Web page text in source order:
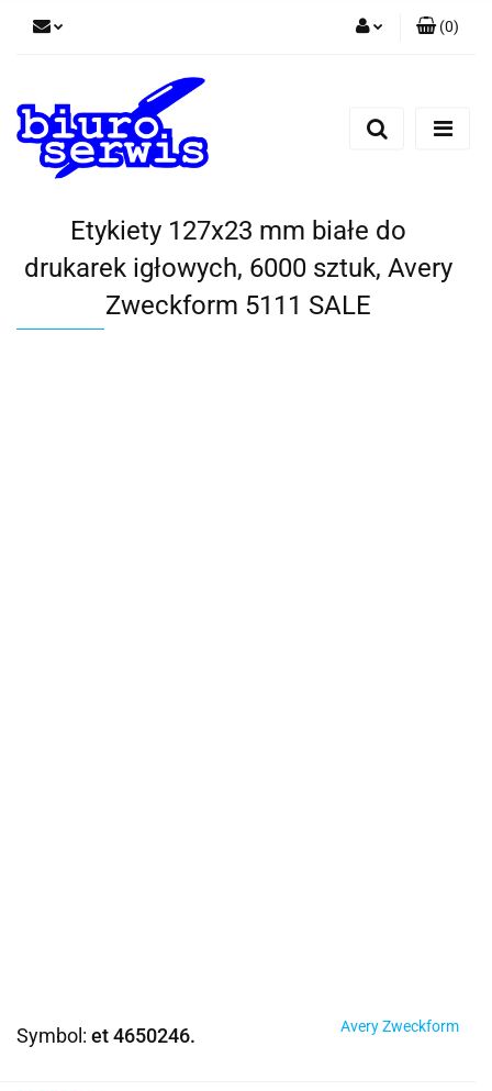
Zarejestruj się
(0)
Etykiety 127x23 mm białe do
drukarek igłowych, 6000 sztuk, Avery
Zweckform 5111 SALE
Symbol: et 4650246. Avery Zweckform